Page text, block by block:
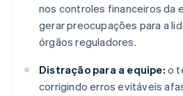
nos controles financeiros da
gerar preocupações para a
órgãos reguladores.
Distração para a equipe: o
corrigindo erros evitáveis